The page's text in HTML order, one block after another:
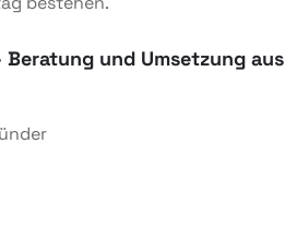
und Umsetzung aus